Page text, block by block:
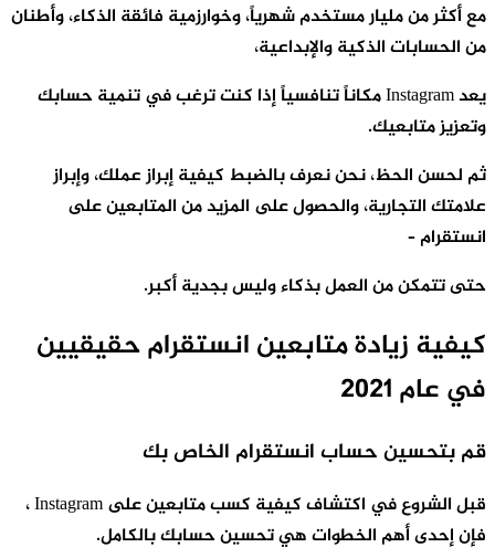
مع أكثر من مليار مستخدم شهرياً، وخوارزمية فائقة الذكاء، وأطنان
من الحسابات الذكية والإبداعية،
يعد Instagram مكاناً تنافسياً إذا كنت ترغب في تنمية حسابك
وتعزيز متابعيك.
ثم لحسن الحظ، نحن نعرف بالضبط كيفية إبراز عملك، وإبراز
علامتك التجارية، والحصول على المزيد من المتابعين على
انستقرام –
حتى تتمكن من العمل بذكاء وليس بجدية أكبر.
كيفية زيادة متابعين انستقرام حقيقيين
في عام 2021
قم بتحسين حساب انستقرام الخاص بك
قبل الشروع في اكتشاف كيفية كسب متابعين على Instagram ،
فإن إحدى أهم الخطوات هي تحسين حسابك بالكامل.